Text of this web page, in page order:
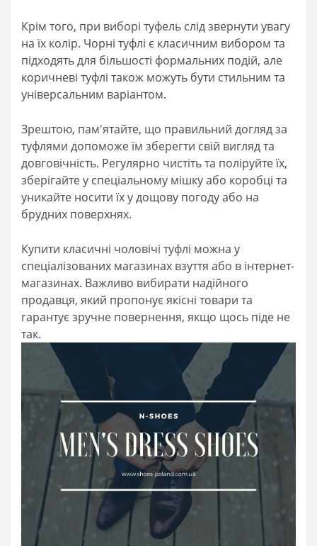
Крім того, при виборі туфель слід звернути увагу
на їх колір. Чорні туфлі є класичним вибором та
підходять для більшості формальних подій, але
коричневі туфлі також можуть бути стильним та
універсальним варіантом.
Зрештою, пам'ятайте, що правильний догляд за
туфлями допоможе їм зберегти свій вигляд та
довговічність. Регулярно чистіть та поліруйте їх,
зберігайте у спеціальному мішку або коробці та
уникайте носити їх у дощову погоду або на
брудних поверхнях.
Купити класичні чоловічі туфлі можна у
спеціалізованих магазинах взуття або в інтернет-
магазинах. Важливо вибирати надійного
продавця, який пропонує якісні товари та
гарантує зручне повернення, якщо щось піде не
так.